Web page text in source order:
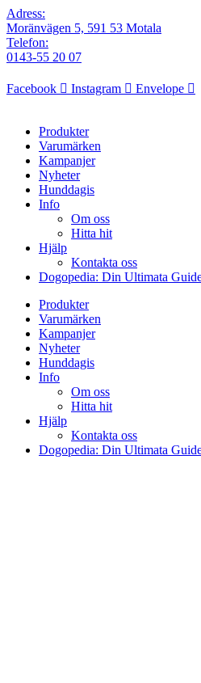
Adress:
Moränvägen 5, 591 53 Motala
Telefon:
0143-55 20 07
Facebook Instagram Envelope
Produkter
Varumärken
Kampanjer
Nyheter
Hunddagis
Info
Om oss
Hitta hit
Hjälp
Kontakta oss
Dogopedia: Din Ultimata
Produkter
Varumärken
Kampanjer
Nyheter
Hunddagis
Info
Om oss
Hitta hit
Hjälp
Kontakta oss
Dogopedia: Din Ultimata